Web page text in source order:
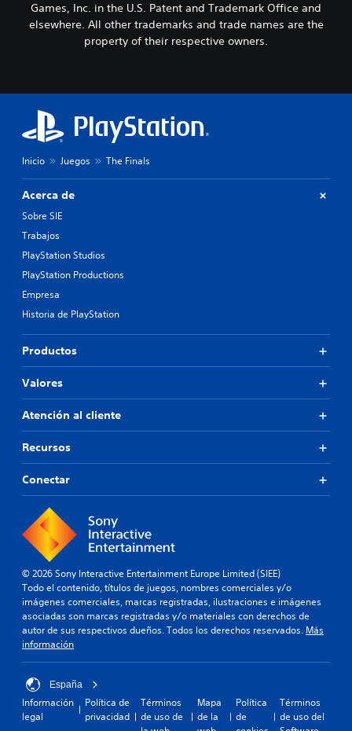
Games, Inc. in the U.S. Patent and Trademark Office and
elsewhere. All other trademarks and trade names are the
property of their respective owners.
Inicio Juegos The Finals
Acerca de
Sobre SIE
Trabajos
PlayStation Studios
PlayStation Productions
Empresa
Historia de PlayStation
Productos
Valores
Atención al cliente
Recursos
Conectar
© 2026 Sony Interactive Entertainment Europe Limited (SIEE)
Todo el contenido, títulos de juegos, nombres comerciales y/o
imágenes comerciales, marcas registradas, ilustraciones e imágenes
asociadas son marcas registradas y/o materiales con derechos de
autor de sus respectivos dueños. Todos los derechos reservados. Más
información
España
Información
legal
Política de
privacidad
Términos
de uso de
Mapa
de la
Política
de
Términos
de uso del